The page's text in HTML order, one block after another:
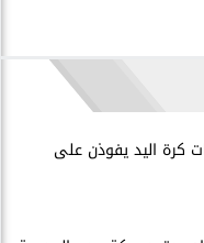
كرة اليد يفوذن على